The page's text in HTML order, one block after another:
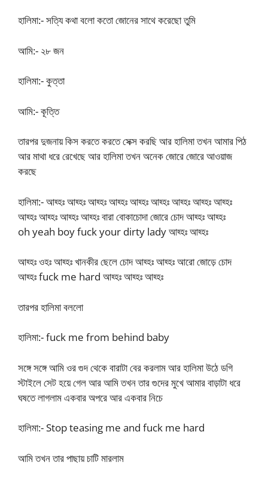
হালিমা:- সত্যি কথা বলো কতো জোনের সাথে করেছো তুমি
আমি:- ২৮ জন
হালিমা:- কুত্তা
আমি:- কূত্তি
তারপর দুজনায় কিস করতে করতে সেক্স করছি আর হালিমা তখন আমার পিঠ
আর মাথা ধরে রেখেছে আর হালিমা তখন অনেক জোরে জোরে আওয়াজ
করছে
হালিমা:- আহ্হঃ আহ্হঃ আহ্হঃ আহ্হঃ আহ্হঃ আহ্হঃ আহ্হঃ আহ্হঃ আহ্হঃ
আহ্হঃ আহ্হঃ আহ্হঃ আহ্হঃ বারা বোকাচোদা জোরে চোদ আহ্হঃ আহ্হঃ
oh yeah boy fuck your dirty lady আহ্হঃ আহ্হঃ
আহ্হঃ ওহঃ আহ্হঃ খানকীর ছেলে চোদ আহ্হঃ আহ্হঃ আরো জোড়ে চোদ
আহ্হঃ fuck me hard আহ্হঃ আহ্হঃ আহ্হঃ
তারপর হালিমা বললো
হালিমা:- fuck me from behind baby
সঙ্গে সঙ্গে আমি ওর গুদ থেকে বারাটা বের করলাম আর হালিমা উঠে ডগি
স্টাইলে সেট হয়ে গেল আর আমি তখন তার গুদের মুখে আমার বাড়াটা ধরে
ঘষতে লাগলাম একবার অপরে আর একবার নিচে
হালিমা:- Stop teasing me and fuck me hard
আমি তখন তার পাছায় চাটি মারলাম